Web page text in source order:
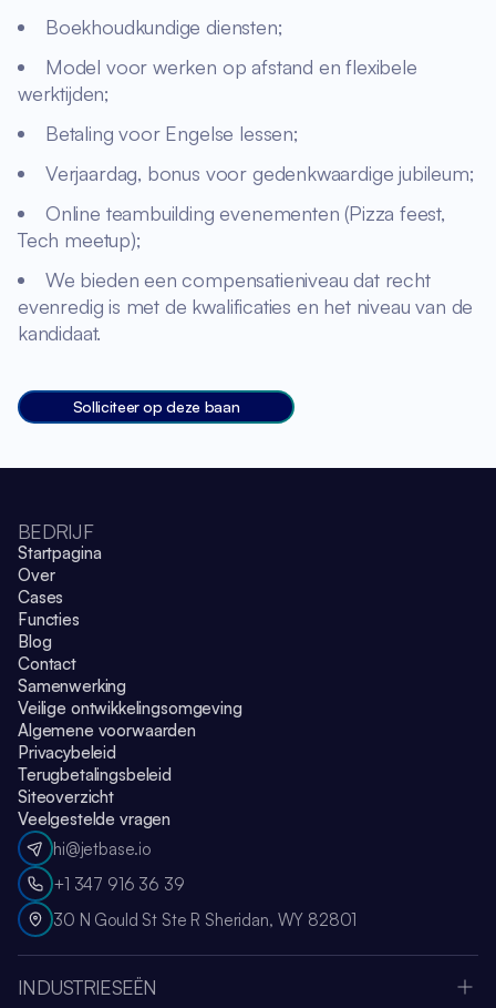
Boekhoudkundige diensten;
Model voor werken op afstand en flexibele
werktijden;
Betaling voor Engelse lessen;
Verjaardag, bonus voor gedenkwaardige jubileum;
Online teambuilding evenementen (Pizza feest,
Tech meetup);
We bieden een compensatieniveau dat recht
evenredig is met de kwalificaties en het niveau van de
kandidaat.
Solliciteer op deze baan
BEDRIJF
Startpagina
Over
Cases
Functies
Blog
Contact
Samenwerking
Veilige ontwikkelingsomgeving
Algemene voorwaarden
Privacybeleid
Terugbetalingsbeleid
Siteoverzicht
Veelgestelde vragen
hi@jetbase.io
+1 347 916 36 39
30 N Gould St Ste R Sheridan, WY 82801
INDUSTRIESEËN